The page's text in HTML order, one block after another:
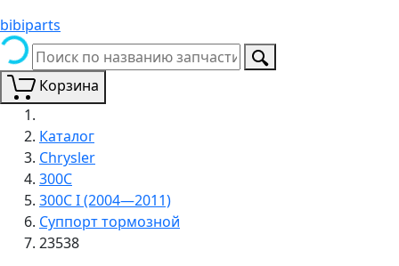
bibiparts
Корзина
Каталог
Chrysler
300C
300C I (2004—2011)
Суппорт тормозной
23538